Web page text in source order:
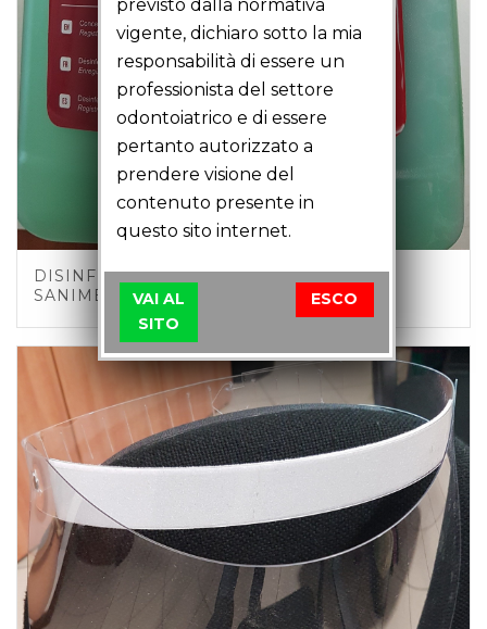
DISINFETTANTE PROFESSIONALE
SANIMED
previsto dalla normativa
vigente, dichiaro sotto la mia
responsabilità di essere un
professionista del settore
odontoiatrico e di essere
pertanto autorizzato a
prendere visione del
contenuto presente in
questo sito internet.
VAI AL
SITO
ESCO